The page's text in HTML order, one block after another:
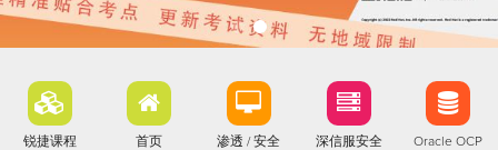
锐捷课程 首页 渗透 / 安全 深信服安全 Oracle OCP